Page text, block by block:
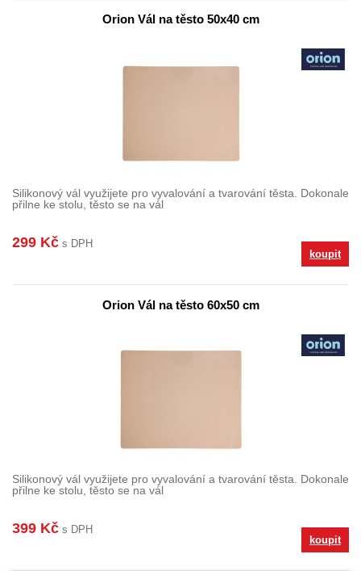
Orion Vál na těsto 50x40 cm
Silikonový vál využijete pro vyvalování a tvarování těsta. Dokonale
přilne ke stolu, těsto se na vál
299 Kč s DPH
koupit
Orion Vál na těsto 60x50 cm
Silikonový vál využijete pro vyvalování a tvarování těsta. Dokonale
přilne ke stolu, těsto se na vál
399 Kč s DPH
koupit